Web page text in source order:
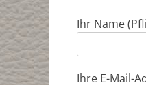
Ihr Name
Ihre E-Mail-